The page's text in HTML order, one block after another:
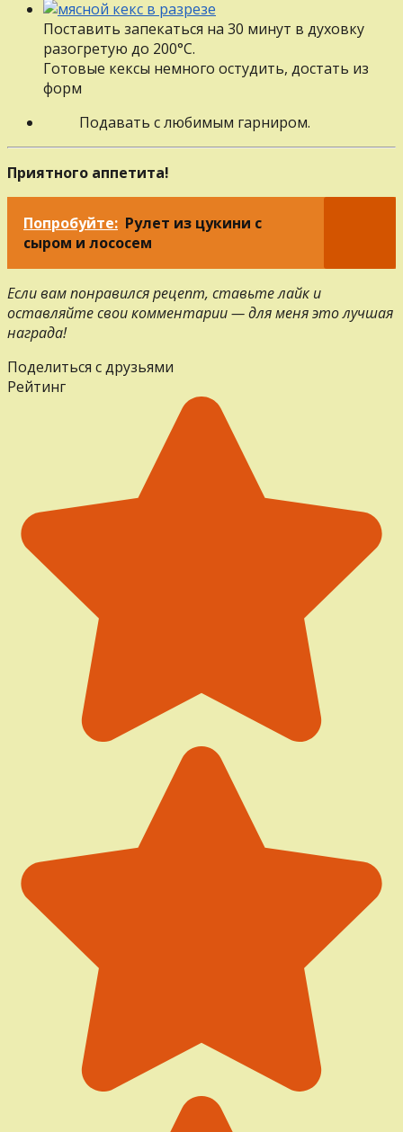
Поставить запекаться нa 30 минут в духовку
разогретую до 200°С.
Готовые кексы немного остудить, достать из
форм
Подавать c любимым гарниром.
Приятного аппетита!
Попробуйте: Рулет из цукини с
сыром и лососем
Если вам понравился рецепт, ставьте лайк и
оставляйте свои комментарии — для меня это лучшая
награда!
Поделиться с друзьями
Рейтинг